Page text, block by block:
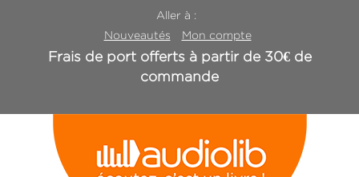
Aller à :
Nouveautés
Mon compte
Frais de port offerts à partir de 30€ de
commande